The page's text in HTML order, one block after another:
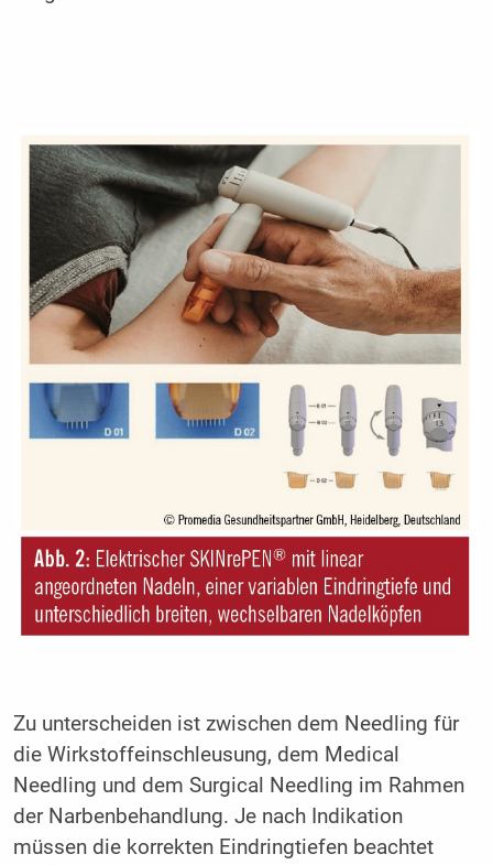
Zu unterscheiden ist zwischen dem Needling für
die Wirkstoffeinschleusung, dem Medical
Needling und dem Surgical Needling im Rahmen
der Narbenbehandlung. Je nach Indikation
müssen die korrekten Eindringtiefen beachtet